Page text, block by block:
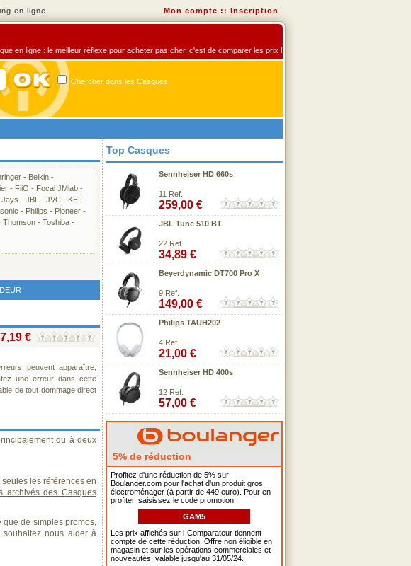
en ligne. Mon compte :: Inscription
en ligne : le meilleur réflexe pour acheter pas cher, c'est de comparer les prix !
Chercher dans les Casques
- Belkin -
- FiiO - Focal JMlab -
Jays - JBL - JVC - KEF -
- Philips - Pioneer -
Thomson - Toshiba -
€
peuvent apparaître,
une erreur dans cette
de tout dommage direct
du à deux
les références en
archivés des Casques
que de simples promos,
nous aider à
Top Casques
Sennheiser HD 660s
11 Ref.
259,00 €
JBL Tune 510 BT
22 Ref.
34,89 €
Beyerdynamic DT700 Pro X
9 Ref.
149,00 €
Philips TAUH202
4 Ref.
21,00 €
Sennheiser HD 400s
12 Ref.
57,00 €
5% de réduction
Profitez d'une réduction de 5% sur
Boulanger.com pour l'achat d'un produit gros
électroménager (à partir de 449 euro). Pour en
profiter, saisissez le code promotion :
GAM5
Les prix affichés sur i-Comparateur tiennent
compte de cette réduction. Offre non éligible en
magasin et sur les opérations commerciales et
nouveautés, valable jusqu'au 31/05/24.